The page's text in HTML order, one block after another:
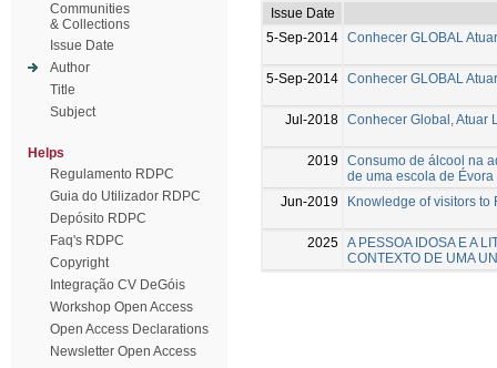
Communities
& Collections
Issue Date
Author
Title
Subject
Helps
Regulamento RDPC
Guia do Utilizador RDPC
Depósito RDPC
Faq's RDPC
Copyright
Integração CV DeGóis
Workshop Open Access
Open Access Declarations
Newsletter Open Access
Issue Date
5-Sep-2014 Conhecer GLOBAL
5-Sep-2014 Conhecer GLOBAL
Jul-2018 Conhecer Global, Atuar
2019
Consumo de álcool na
de uma escola de Évora
Jun-2019
Knowledge of visitors to
2025 A PESSOA IDOSA E A
CONTEXTO DE UMA